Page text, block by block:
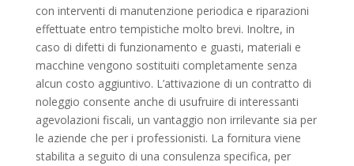
con interventi di manutenzione periodica e riparazioni
effettuate entro tempistiche molto brevi. Inoltre, in
caso di difetti di funzionamento e guasti, materiali e
macchine vengono sostituiti completamente senza
alcun costo aggiuntivo. L’attivazione di un contratto di
noleggio consente anche di usufruire di interessanti
agevolazioni fiscali, un vantaggio non irrilevante sia per
le aziende che per i professionisti. La fornitura viene
stabilita a seguito di una consulenza specifica, per